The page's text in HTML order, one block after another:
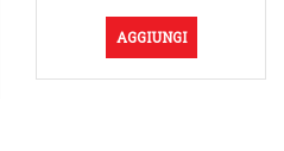
AGGIUNGI